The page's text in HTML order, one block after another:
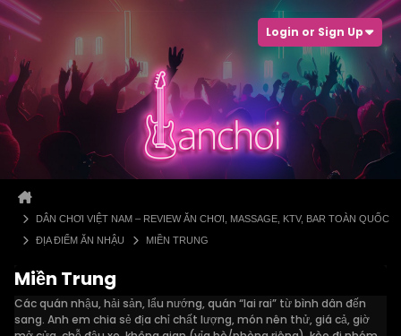
Login or Sign Up
DÂN CHƠI VIỆT NAM – REVIEW ĂN CHƠI, MASSAGE, KTV, BAR TOÀN QUỐC
ĐỊA ĐIỂM ĂN NHẬU
MIỀN TRUNG
Miền Trung
Các quán nhậu, hải sản, lẩu nướng, quán “lai rai” từ bình dân đến
sang. Anh em chia sẻ địa chỉ chất lượng, món nên thử, giá cả, giờ